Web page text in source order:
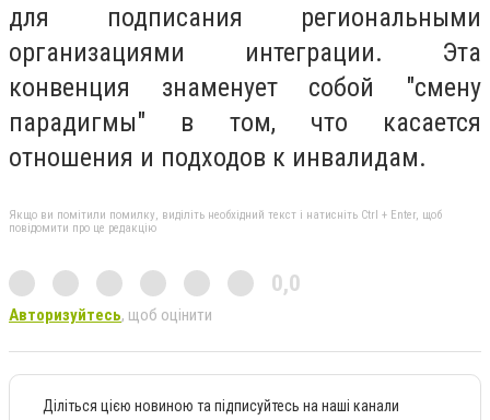
для подписания региональными
организациями интеграции. Эта
конвенция знаменует собой "смену
парадигмы" в том, что касается
отношения и подходов к инвалидам.
Якщо ви помітили помилку, виділіть необхідний текст і натисніть Ctrl + Enter, щоб
повідомити про це редакцію
0,0
Авторизуйтесь, щоб оцінити
Діліться цією новиною та підписуйтесь на наші канали